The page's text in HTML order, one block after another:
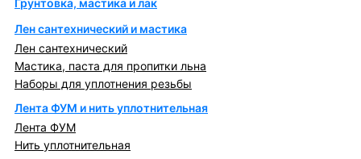
Грунтовка, мастика и лак
Лен сантехнический и мастика
Лен сантехнический
Мастика, паста для пропитки льна
Наборы для уплотнения резьбы
Лента ФУМ и нить уплотнительная
Лента ФУМ
Нить уплотнительная